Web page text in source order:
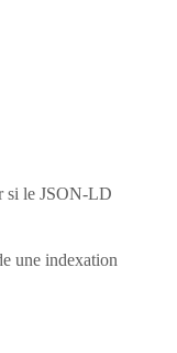
si le JSON-LD
une indexation